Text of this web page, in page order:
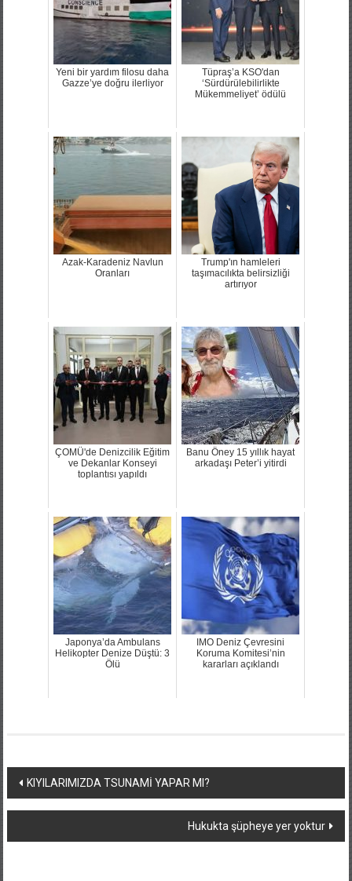
Yeni bir yardım filosu daha
Gazze’ye doğru ilerliyor
Tüpraş’a KSO'dan
‘Sürdürülebilirlikte
Mükemmeliyet’ ödülü
Azak-Karadeniz Navlun
Oranları
Trump'ın hamleleri
taşımacılıkta belirsizliği
artırıyor
ÇOMÜ'de Denizcilik Eğitim
ve Dekanlar Konseyi
toplantısı yapıldı
Banu Öney 15 yıllık hayat
arkadaşı Peter’i yitirdi
Japonya’da Ambulans
Helikopter Denize Düştü: 3
Ölü
IMO Deniz Çevresini
Koruma Komitesi’nin
kararları açıklandı
Yazı
dolaşımı
KIYILARIMIZDA TSUNAMİ YAPAR MI?
Hukukta şüpheye yer yoktur